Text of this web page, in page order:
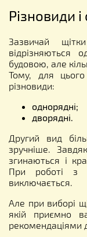
Різновиди
Зазвичай
відрізняються
будовою, але
Тому, для
різновиди:
однорядні;
дворядні.
Другий вид
зручніше.
згинаються і
При роботі з
виключається.
Але при виборі
якій приємно
рекомендаціями